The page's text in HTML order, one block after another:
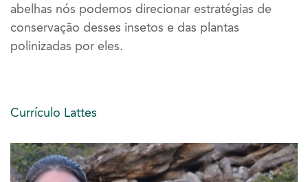
abelhas nós podemos direcionar estratégias de
conservação desses insetos e das plantas
polinizadas por eles.
Currículo Lattes